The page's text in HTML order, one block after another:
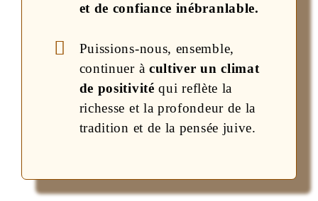
et de confiance inébranlable.
Puissions-nous, ensemble,
continuer à cultiver un climat
de positivité qui reflète la
richesse et la profondeur de la
tradition et de la pensée juive.